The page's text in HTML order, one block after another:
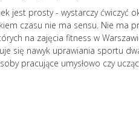
jest prosty - wystarczy ćwiczyć
czasu nie ma sensu. Nie ma
na zajęcia fitness w
się nawyk uprawiania sportu
pracujące umysłowo czy